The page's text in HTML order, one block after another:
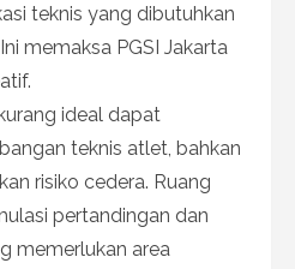
teknis yang dibutuhkan
memaksa PGSI Jakarta
ideal dapat
teknis atlet, bahkan
risiko cedera. Ruang
pertandingan dan
memerlukan area